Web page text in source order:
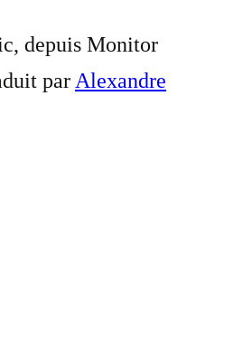
depuis Monitor
parAlexandre